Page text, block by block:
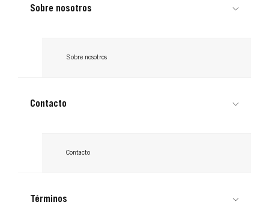
Sobre nosotros
Sobre nosotros
Contacto
Contacto
Términos